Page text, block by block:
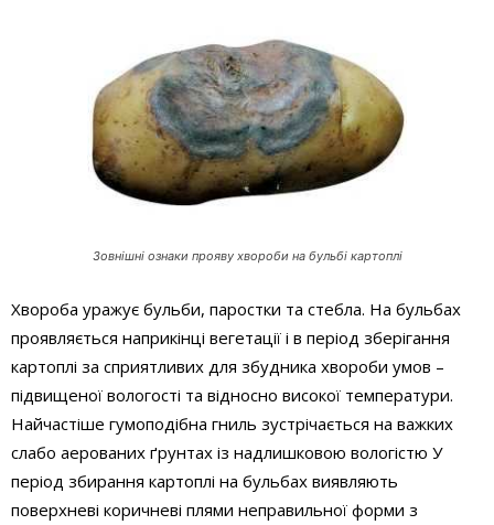
Зовнішні ознаки прояву хвороби на бульбі картоплі
Хвороба уражує бульби, паростки та стебла. На бульбах
проявляється наприкінці вегетації і в період зберігання
картоплі за сприятливих для збудника хвороби умов –
підвищеної вологості та відносно високої температури.
Найчастіше гумоподібна гниль зустрічається на важких
слабо аерованих ґрунтах із надлишковою вологістю У
період збирання картоплі на бульбах виявляють
поверхневі коричневі плями неправильної форми з